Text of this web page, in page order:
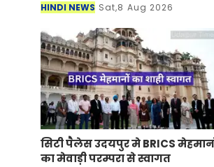
HINDI NEWS Sat,8 Aug 2026
सिटी पैलेस उदयपुर मे BRICS
का मेवाड़ी परम्परा से स्वागत